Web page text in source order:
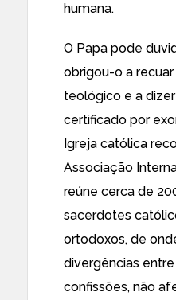
humana.
O Papa pode
obrigou-o a
teológico e a
certificado por
Igreja católica
Associação
reúne cerca de
sacerdotes
ortodoxos, de
divergências
confissões, não